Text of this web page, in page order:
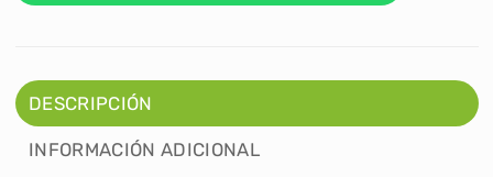
DESCRIPCIÓN
INFORMACIÓN ADICIONAL